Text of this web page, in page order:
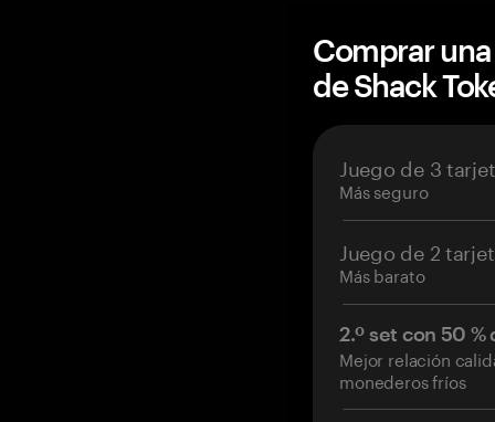
Comprar
de Shack
Juego de 3
Más seguro
Juego de 2
Más barato
2.º set con 50
Mejor relación
monederos fríos